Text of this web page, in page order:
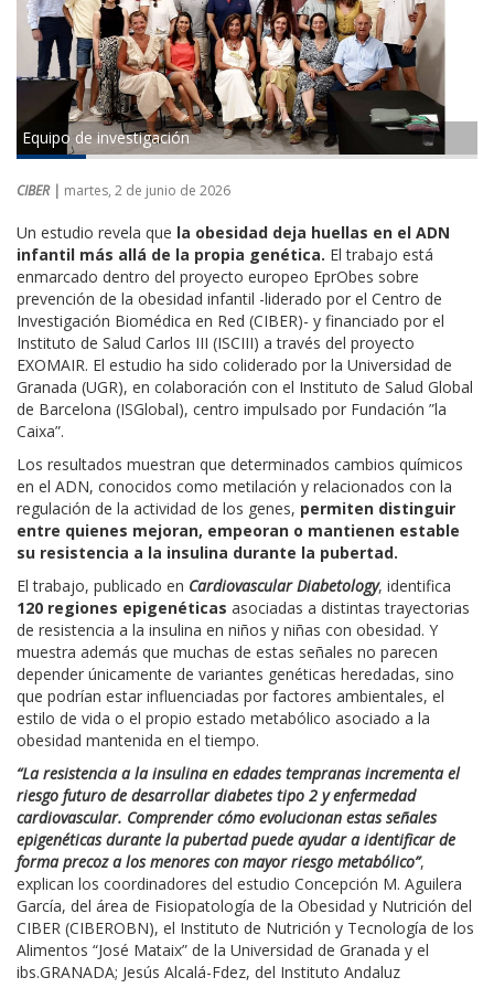
Equipo de investigación
CIBER | martes, 2 de junio de 2026
Un estudio revela que la obesidad deja huellas en el ADN
infantil más allá de la propia genética. El trabajo está
enmarcado dentro del proyecto europeo EprObes sobre
prevención de la obesidad infantil -liderado por el Centro de
Investigación Biomédica en Red (CIBER)- y financiado por el
Instituto de Salud Carlos III (ISCIII) a través del proyecto
EXOMAIR. El estudio ha sido coliderado por la Universidad de
Granada (UGR), en colaboración con el Instituto de Salud Global
de Barcelona (ISGlobal), centro impulsado por Fundación ”la
Caixa”.
Los resultados muestran que determinados cambios químicos
en el ADN, conocidos como metilación y relacionados con la
regulación de la actividad de los genes, permiten distinguir
entre quienes mejoran, empeoran o mantienen estable
su resistencia a la insulina durante la pubertad.
El trabajo, publicado en Cardiovascular Diabetology, identifica
120 regiones epigenéticas asociadas a distintas trayectorias
de resistencia a la insulina en niños y niñas con obesidad. Y
muestra además que muchas de estas señales no parecen
depender únicamente de variantes genéticas heredadas, sino
que podrían estar influenciadas por factores ambientales, el
estilo de vida o el propio estado metabólico asociado a la
obesidad mantenida en el tiempo.
“La resistencia a la insulina en edades tempranas incrementa el
riesgo futuro de desarrollar diabetes tipo 2 y enfermedad
cardiovascular. Comprender cómo evolucionan estas señales
epigenéticas durante la pubertad puede ayudar a identificar de
forma precoz a los menores con mayor riesgo metabólico”,
explican los coordinadores del estudio Concepción M. Aguilera
García, del área de Fisiopatología de la Obesidad y Nutrición del
CIBER (CIBEROBN), el Instituto de Nutrición y Tecnología de los
Alimentos “José Mataix” de la Universidad de Granada y el
ibs.GRANADA; Jesús Alcalá-Fdez, del Instituto Andaluz